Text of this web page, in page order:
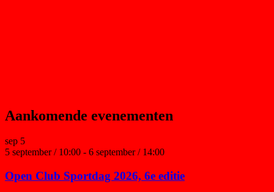
Aankomende evenementen
sep 5
5 september / 10:00 - 6 september / 14:00
Open Club Sportdag 2026, 6e editie